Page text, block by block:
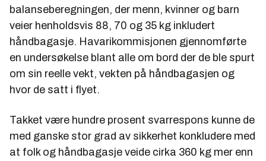
balanseberegningen, der menn, kvinner og barn
veier henholdsvis 88, 70 og 35 kg inkludert
håndbagasje. Havarikommisjonen gjennomførte
en undersøkelse blant alle om bord der de ble spurt
om sin reelle vekt, vekten på håndbagasjen og
hvor de satt i flyet.
Takket være hundre prosent svarrespons kunne de
med ganske stor grad av sikkerhet konkludere med
at folk og håndbagasje veide cirka 360 kg mer enn